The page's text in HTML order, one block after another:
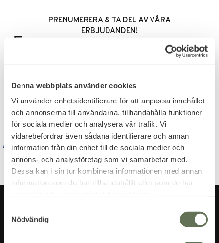
Denna webbplats använder cookies
Vi använder enhetsidentifierare för att anpassa innehållet
och annonserna till användarna, tillhandahålla funktioner
för sociala medier och analysera vår trafik. Vi
vidarebefordrar även sådana identifierare och annan
information från din enhet till de sociala medier och
annons- och analysföretag som vi samarbetar med.
Dessa kan i sin tur kombinera informationen med annan
information som du har tillhandahållit eller som de har
Nödvändig
PRENUMERERA & TA DEL AV VÅRA
ERBJUDANDEN!
Dina personuppgifter behandlas i enlighet med vår